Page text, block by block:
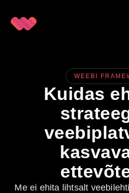
WEEBI
Kuidas
Me ei ehita lihtsalt